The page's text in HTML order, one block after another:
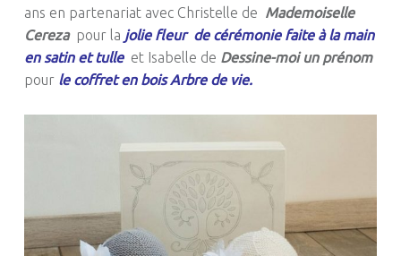
ans en partenariat avec Christelle de Mademoiselle
Cerezapour la jolie fleur de cérémonie faite à la main
en satin et tulleet Isabelle de Dessine-moi un prénom
pour le coffret en bois Arbre de vie.